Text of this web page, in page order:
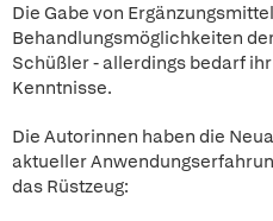
Die Gabe von
Behandlungsmöglichkeiten
Schüßler - allerdings bedarf
Kenntnisse.
Die Autorinnen haben die
aktueller
das Rüstzeug: